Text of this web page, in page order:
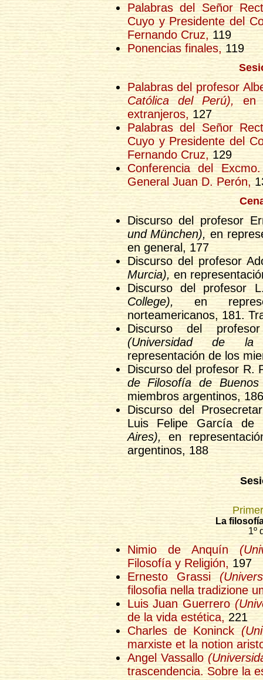
Palabras del Señor
Cuyo y Presidente del
Fernando Cruz, 119
Ponencias finales, 119
Palabras del profesor
Católica del Perú), en
extranjeros, 127
Palabras del Señor
Cuyo y Presidente del
Fernando Cruz, 129
Conferencia del
General Juan D. Perón,
Discurso del profesor
und München), en
en general, 177
Discurso del profesor
Murcia), en
Discurso del profesor
College),en
norteamericanos, 181.
Discurso del
(Universidad de la
representación de los
Discurso del profesor R.
de Filosofía de Buenos
miembros argentinos, 186
Discurso del
Luis Felipe García
Aires), en
argentinos, 188
La
1º
Nimio de Anquín
Filosofía y Religión, 197
Ernesto Grassi
filosofia nella tradizione
Luis Juan Guerrero
de la vida estética, 221
Charles de Koninck
marxiste et la notion
Angel Vassallo
trascendencia. Sobre la